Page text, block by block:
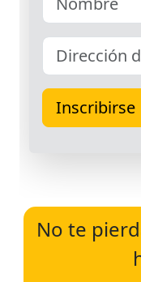
No te